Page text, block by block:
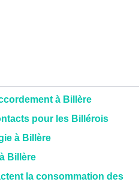
à Billère
pour les Billérois
à Billère
Billère
la consommation des